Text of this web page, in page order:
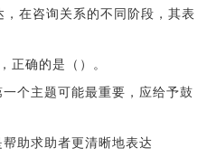
在咨询关系的不同阶段，其表
正确的是（）。
个主题可能最重要，应给予鼓
助求助者更清晰地表达